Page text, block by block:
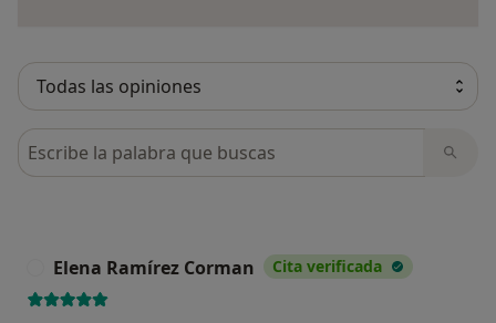
Busca en opiniones
Elena Ramírez Corman Cita verificada